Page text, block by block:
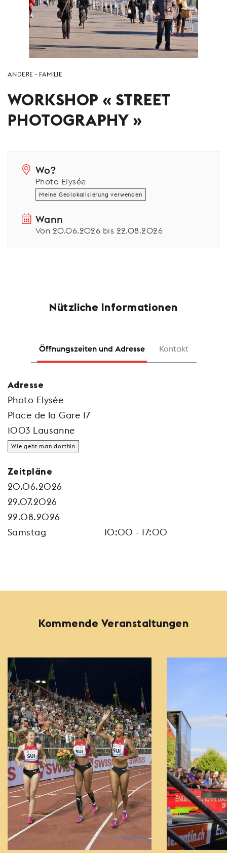
ANDERE FAMILIE
WORKSHOP « STREET
PHOTOGRAPHY »
Wo?
Photo Elysée
Meine Geolokalisierung verwenden
Wann
Von 20.06.2026 bis 22.08.2026
Nützliche Informationen
Öffnungszeiten und Adresse Kontakt
Adresse
Photo Elysée
Place de la Gare 17
1003 Lausanne
Wie geht man dorthin
Zeitpläne
20.06.2026
29.07.2026
22.08.2026
Samstag
10:00 - 17:00
Kommende Veranstaltungen